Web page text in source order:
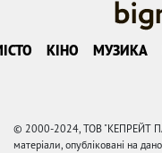
КІНО МУЗИКА
© 2000-2024, ТОВ "КЕПРЕЙТ
матеріали, опубліковані на